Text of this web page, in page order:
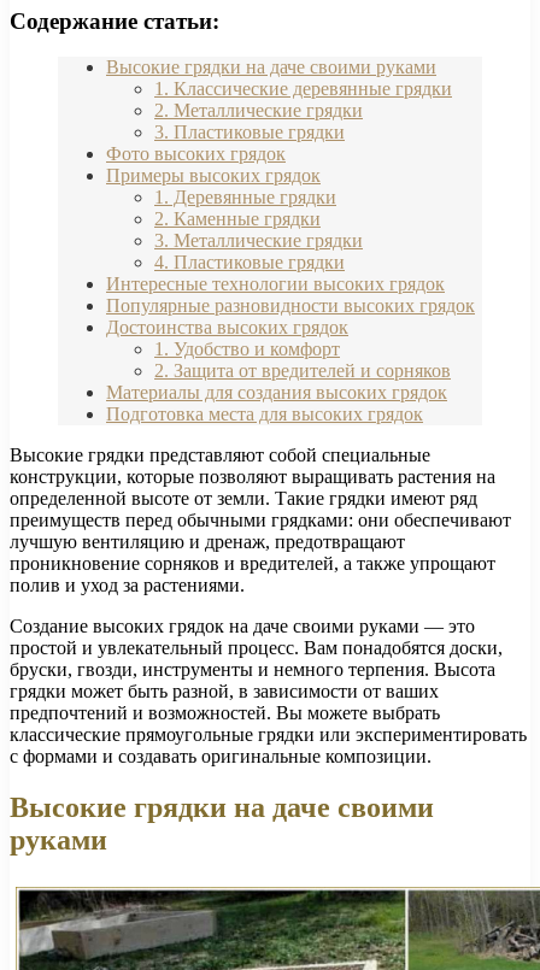
Содержание статьи:
Высокие грядки на даче своими руками
1. Классические деревянные грядки
2. Металлические грядки
3. Пластиковые грядки
Фото высоких грядок
Примеры высоких грядок
1. Деревянные грядки
2. Каменные грядки
3. Металлические грядки
4. Пластиковые грядки
Интересные технологии высоких грядок
Популярные разновидности высоких грядок
Достоинства высоких грядок
1. Удобство и комфорт
2. Защита от вредителей и сорняков
Материалы для создания высоких грядок
Подготовка места для высоких грядок
Высокие грядки представляют собой специальные
конструкции, которые позволяют выращивать растения на
определенной высоте от земли. Такие грядки имеют ряд
преимуществ перед обычными грядками: они обеспечивают
лучшую вентиляцию и дренаж, предотвращают
проникновение сорняков и вредителей, а также упрощают
полив и уход за растениями.
Создание высоких грядок на даче своими руками — это
простой и увлекательный процесс. Вам понадобятся доски,
бруски, гвозди, инструменты и немного терпения. Высота
грядки может быть разной, в зависимости от ваших
предпочтений и возможностей. Вы можете выбрать
классические прямоугольные грядки или экспериментировать
с формами и создавать оригинальные композиции.
Высокие грядки на даче своими
руками